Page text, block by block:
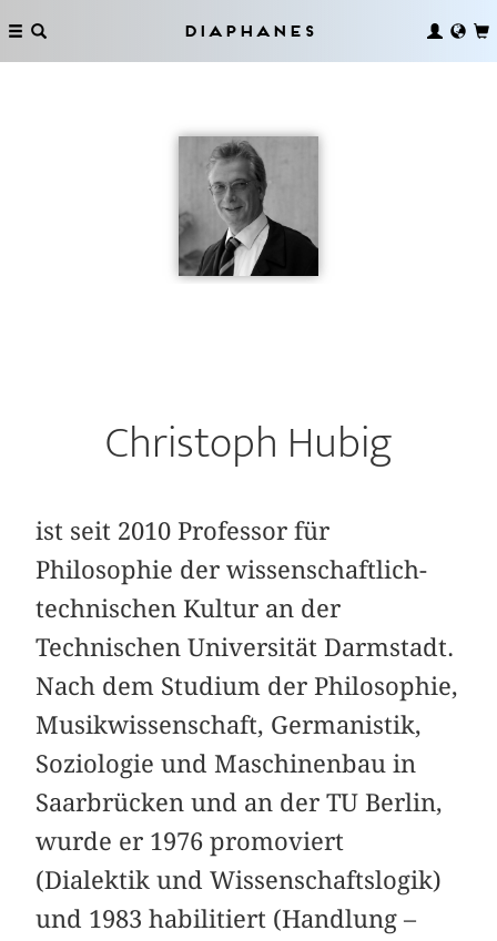
Diaphanes
Christoph Hubig
ist seit 2010 Professor für
Philosophie der wissenschaftlich-
technischen Kultur an der
Technischen Universität Darmstadt.
Nach dem Studium der Philosophie,
Musikwissenschaft, Germanistik,
Soziologie und Maschinenbau in
Saarbrücken und an der TU Berlin,
wurde er 1976 promoviert
(Dialektik und Wissenschaftslogik)
und 1983 habilitiert (Handlung –